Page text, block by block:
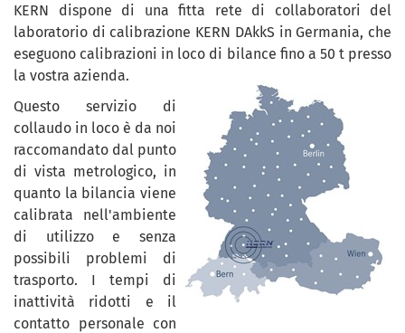
KERN dispone di una fitta rete di collaboratori del
laboratorio di calibrazione KERN DAkkS in Germania, che
eseguono calibrazioni in loco di bilance fino a 50 t presso
la vostra azienda.
Questo servizio di
collaudo in loco è da noi
raccomandato dal punto
di vista metrologico, in
quanto la bilancia viene
calibrata nell'ambiente
di utilizzo e senza
possibili problemi di
trasporto. I tempi di
inattività ridotti e il
contatto personale con